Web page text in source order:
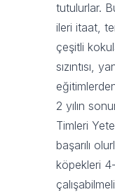
tutulurlar.
ileri itaat,
çeşitli
sızıntısı,
2 yılın
Timleri
başarılı
köpekleri